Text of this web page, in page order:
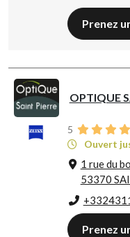
Prenez
OPTIQUE
5
Ouvert
1 rue du
53370
Prenez